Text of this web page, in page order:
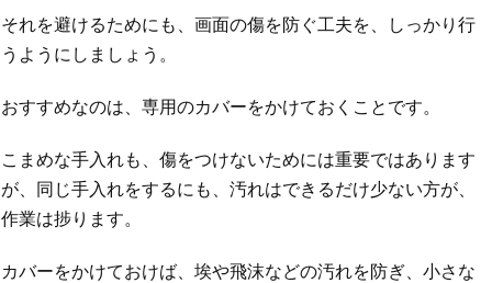
それを避けるためにも、画面の傷を防ぐ工夫を、しっかり行
うようにしましょう。
おすすめなのは、専用のカバーをかけておくことです。
こまめな手入れも、傷をつけないためには重要ではあります
が、同じ手入れをするにも、汚れはできるだけ少ない方が、
作業は捗ります。
カバーをかけておけば、埃や飛沫などの汚れを防ぎ、小さな